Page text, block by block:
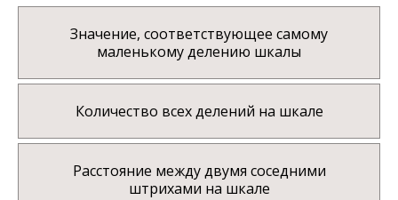
Значение, соответствующее самому
маленькому делению шкалы
Количество всех делений на шкале
Расстояние между двумя соседними
штрихами на шкале